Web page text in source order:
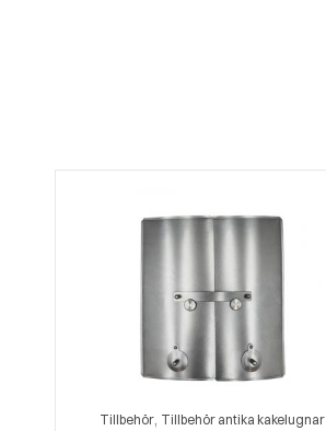
Tillbehör, Tillbehör antika kakelugnar